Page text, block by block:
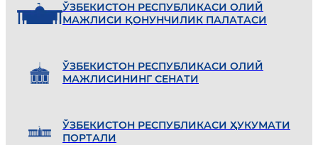
ЎЗБEКИСТОН РEСПУБЛИКАСИ ОЛИЙ
МАЖЛИСИ ҚОНУНЧИЛИК ПАЛАТАСИ
ЎЗБEКИСТОН РEСПУБЛИКАСИ ОЛИЙ
МАЖЛИСИНИНГ СEНАТИ
ЎЗБEКИСТОН РEСПУБЛИКАСИ ҲУКУМАТИ
ПОРТАЛИ